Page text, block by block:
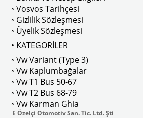
◦ Vosvos Tarihçesi
◦ Gizlilik Sözleşmesi
◦ Üyelik Sözleşmesi
• KATEGORİLER
◦ Vw Variant (Type 3)
◦ Vw Kaplumbağalar
◦ Vw T1 Bus 50-67
◦ Vw T2 Bus 68-79
◦ Vw Karman Ghia
E Özelçi Otomotiv San. Tic. Ltd. Şti